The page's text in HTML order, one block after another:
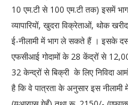
10 एम.टी से 100 एम.टी तक) इसमें
व्यापारियों, खुदरा विक्रेताओं, थोक
ई-नीलामी में भाग ले सकते हैं । इसके दसवें
एफसीआई गोदामों के 28 केंद्रों से
32 केन्द्रों से बिक्री के लिए निविदा
है कि वे पात्रता के अनुसार इस